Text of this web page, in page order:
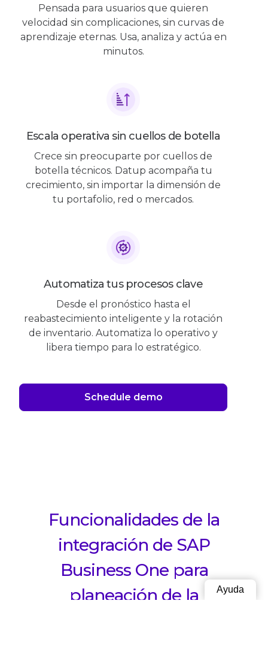
Pensada para usuarios que quieren
velocidad sin complicaciones, sin curvas de
aprendizaje eternas. Usa, analiza y actúa en
minutos.
Escala operativa sin cuellos de botella
Crece sin preocuparte por cuellos de
botella técnicos. Datup acompaña tu
crecimiento, sin importar la dimensión de
tu portafolio, red o mercados.
Automatiza tus procesos clave
Desde el pronóstico hasta el
reabastecimiento inteligente y la rotación
de inventario. Automatiza lo operativo y
libera tiempo para lo estratégico.
Schedule demo
Funcionalidades de la
integración de SAP
Business One para
planeación de la
Ayuda